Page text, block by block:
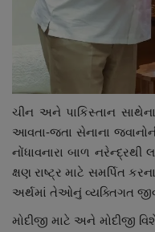
ચીન અને પાકિસ્તાન
આવતા-જતા સેનાના
નોંધાવનારા બાળ
ક્ષણ રાષ્ટ્ર માટે સમર્પિત
અર્થમાં તેઓનું વ્યક્તિગત
મોદીજી માટે અને મોદીજી